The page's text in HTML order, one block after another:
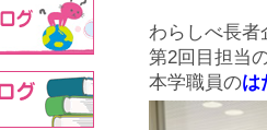
わらしべ長者
第2回目担当
本学職員のは